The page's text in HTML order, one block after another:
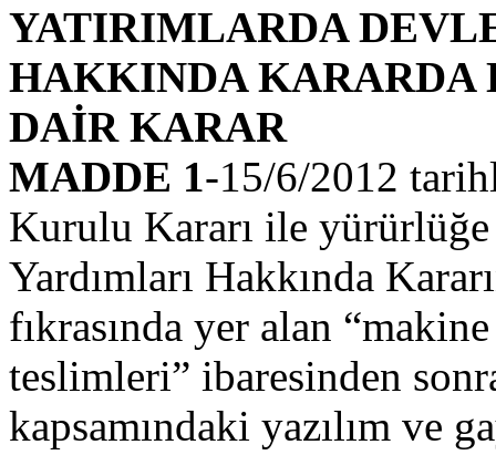
YATIRIMLARDA
HAKKINDA
DAİR KARAR
MADDE 1-15/6/2012
Kurulu Kararı ile
Yardımları Hakkında
fıkrasında yer alan
teslimleri” ibaresinden
kapsamındaki yazılım ve